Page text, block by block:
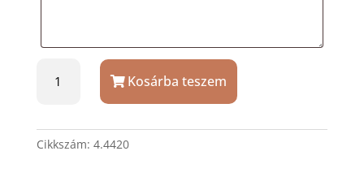
serleg
gravírozással
Kosárba teszem
Cikkszám: 4.4420